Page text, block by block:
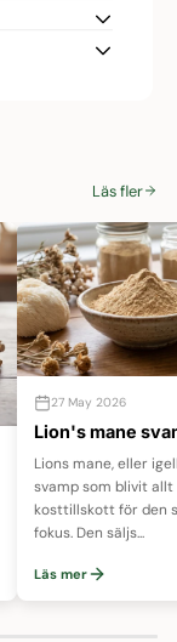
Läs fler
27 May 2026
Lion's mane
Lions mane, eller
svamp som blivit
kosttillskott för den
fokus. Den säljs...
Läs mer